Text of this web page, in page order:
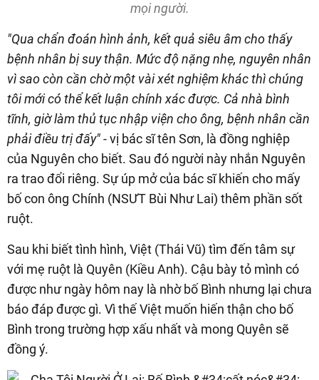
mọi người.
"Qua chẩn đoán hình ảnh, kết quả siêu âm cho thấy
bệnh nhân bị suy thận. Mức độ nặng nhẹ, nguyên nhân
vì sao còn cần chờ một vài xét nghiệm khác thì chúng
tôi mới có thể kết luận chính xác được. Cả nhà bình
tĩnh, giờ làm thủ tục nhập viện cho ông, bệnh nhân cần
phải điều trị đấy"- vị bác sĩ tên Sơn, là đồng nghiệp
của Nguyên cho biết. Sau đó người này nhắn Nguyên
ra trao đổi riêng. Sự úp mở của bác sĩ khiến cho mấy
bố con ông Chính (NSƯT Bùi Như Lai) thêm phần sốt
ruột.
Sau khi biết tình hình, Việt (Thái Vũ) tìm đến tâm sự
với mẹ ruột là Quyên (Kiều Anh). Cậu bày tỏ mình có
được như ngày hôm nay là nhờ bố Bình nhưng lại chưa
báo đáp được gì. Vì thế Việt muốn hiến thận cho bố
Bình trong trường hợp xấu nhất và mong Quyên sẽ
đồng ý.